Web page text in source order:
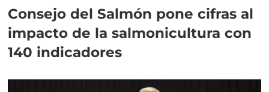
Consejo del Salmón pone cifras al
impacto de la salmonicultura con
140 indicadores